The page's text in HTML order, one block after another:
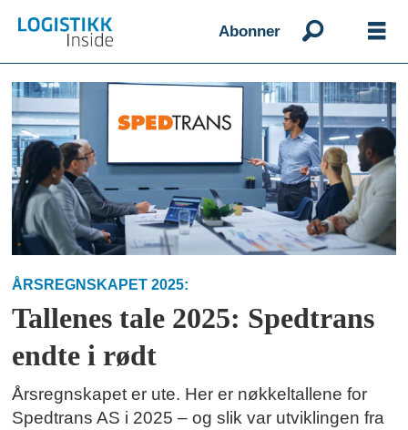
Abonner
Emne:
spedtrans
ÅRSREGNSKAPET 2025:
Tallenes tale 2025: Spedtrans
endte i rødt
Årsregnskapet er ute. Her er nøkkeltallene for
Spedtrans AS i 2025 – og slik var utviklingen fra